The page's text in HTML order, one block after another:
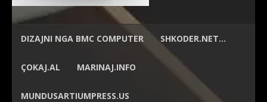
DIZAJNI NGA BMC COMPUTER SHKODER.NET…
ÇOKAJ.AL MARINAJ.INFO
MUNDUSARTIUMPRESS.US